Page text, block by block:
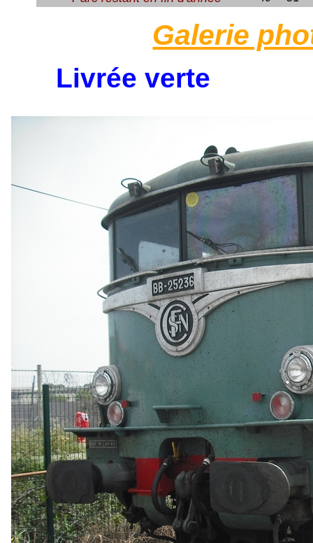
Galerie
Livrée verte